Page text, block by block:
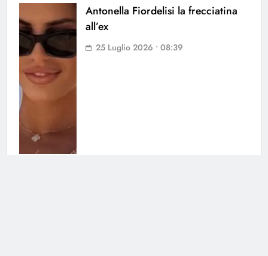
Antonella Fiordelisi la frecciatina
all’ex
25 Luglio 2026 • 08:39